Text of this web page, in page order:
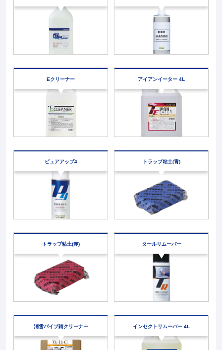
Eクリーナー アイアンイーター 4L
ピュアアップ4 トラップ粘土(青)
トラップ粘土(赤) タールリムーバー
消雪パイプ錆クリーナー インセクト リムーバー 4L